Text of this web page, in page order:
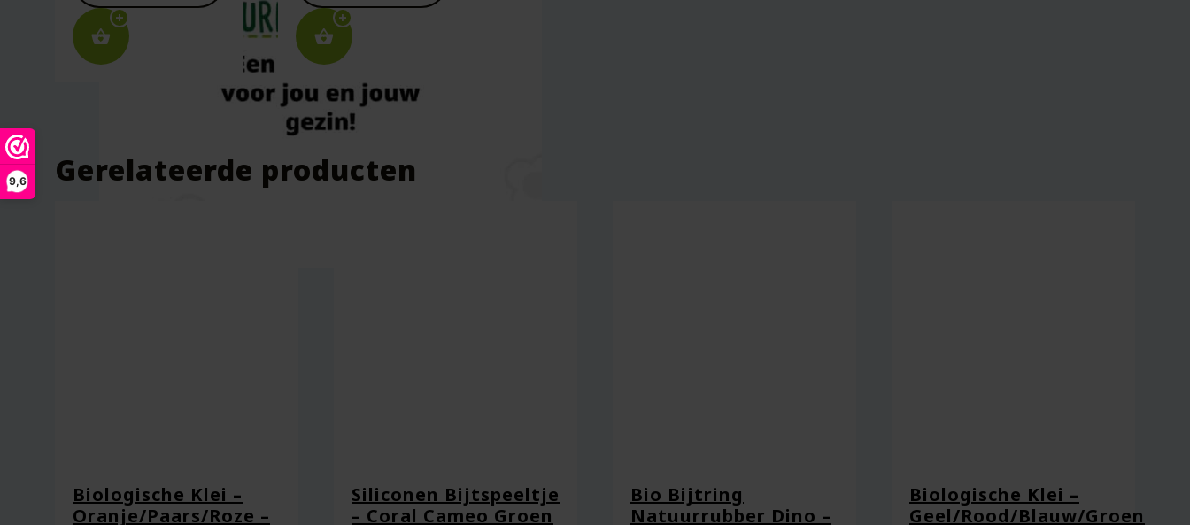
9,6
Mijn naam, e-mail en site opslaan in deze browser voor de volgende keer wanneer ik een reactie plaats.
Gerelateerde producten
Biologische Klei –
Oranje/Paars/Roze –
Siliconen Bijtspeeltje
– Coral Cameo Groen
Bio Bijtring
Natuurrubber Dino –
Biologische Klei –
Geel/Rood/Blauw/Groen